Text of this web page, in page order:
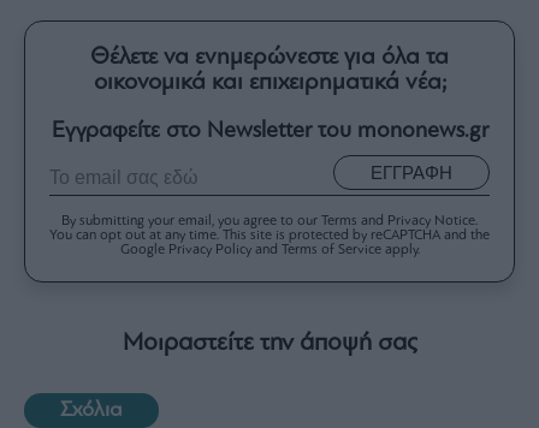
Θέλετε να ενημερώνεστε για όλα τα
οικονομικά και επιχειρηματικά νέα;
Εγγραφείτε στο Newsletter του mononews.gr
ΕΓΓΡΑΦΗ
By submitting your email, you agree to our Terms and Privacy Notice.
You can opt out at any time. This site is protected by reCAPTCHA and the
Google Privacy Policy and Terms of Service apply.
Μοιραστείτε την άποψή σας
Σχόλια